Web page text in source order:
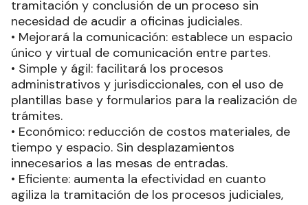
tramitación y conclusión de un proceso sin
necesidad de acudir a oficinas judiciales.
• Mejorará la comunicación: establece un espacio
único y virtual de comunicación entre partes.
• Simple y ágil: facilitará los procesos
administrativos y jurisdiccionales, con el uso de
plantillas base y formularios para la realización de
trámites.
• Económico: reducción de costos materiales, de
tiempo y espacio. Sin desplazamientos
innecesarios a las mesas de entradas.
• Eficiente: aumenta la efectividad en cuanto
agiliza la tramitación de los procesos judiciales,